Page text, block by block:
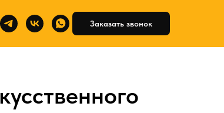
43
Заказать звонок
Заказать звонок